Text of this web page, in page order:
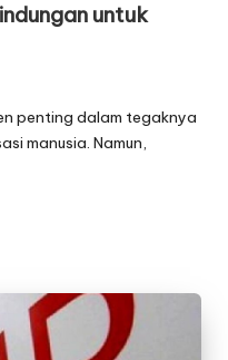
untuk
penting dalam tegaknya
manusia. Namun,